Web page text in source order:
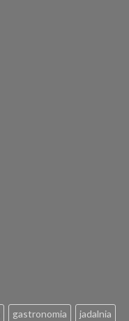
gastronomia jadalnia